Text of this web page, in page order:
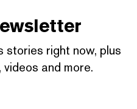
right now, plus
and more.